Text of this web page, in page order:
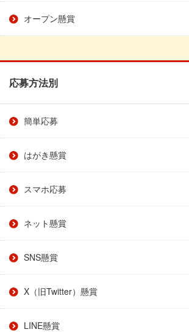
オープン懸賞
応募方法別
簡単応募
はがき懸賞
スマホ応募
ネット懸賞
SNS懸賞
X（旧Twitter）懸賞
LINE懸賞